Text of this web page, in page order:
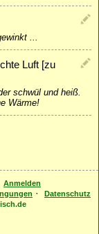
...
Luft [zu
schwül und heiß.
Wärme!
Anmelden
·
Datenschutz